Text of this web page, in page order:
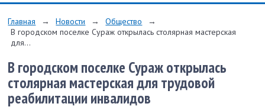
Главная → Новости → Общество
→
В городском поселке Сураж открылась столярная мастерская
для...
В городском поселке Сураж открылась
столярная мастерская для трудовой
реабилитации инвалидов